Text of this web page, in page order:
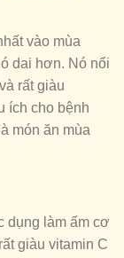
vào mùa
dai hơn. Nó nổi
rất giàu
ích cho bệnh
món ăn mùa
dụng làm ấm cơ
giàu vitamin C